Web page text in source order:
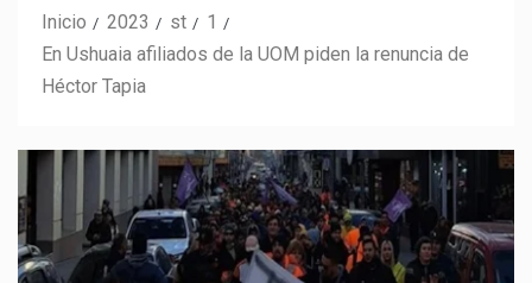
Inicio 2023 st
1
En Ushuaia afiliados de la UOM piden la renuncia de
Héctor Tapia